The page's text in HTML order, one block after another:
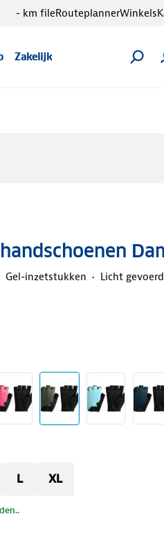
Zakelijk
- km fileRouteplannerWinkels
Gel-inzetstukken
Licht
L XL